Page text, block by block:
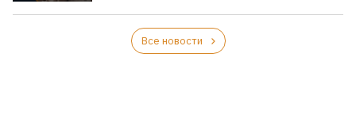
Все новости